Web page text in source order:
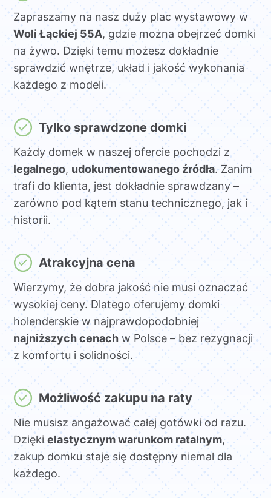
Zapraszamy na nasz duży plac wystawowy w
Woli Łąckiej 55A, gdzie można obejrzeć domki
na żywo. Dzięki temu możesz dokładnie
sprawdzić wnętrze, układ i jakość wykonania
każdego z modeli.
Tylko sprawdzone domki
Każdy domek w naszej ofercie pochodzi z
legalnego, udokumentowanego źródła. Zanim
trafi do klienta, jest dokładnie sprawdzany –
zarówno pod kątem stanu technicznego, jak i
historii.
Atrakcyjna cena
Wierzymy, że dobra jakość nie musi oznaczać
wysokiej ceny. Dlatego oferujemy domki
holenderskie w najprawdopodobniej
najniższych cenachw Polsce – bez rezygnacji
z komfortu i solidności.
Możliwość zakupu na raty
Nie musisz angażować całej gotówki od razu.
Dziękielastycznym warunkom ratalnym,
zakup domku staje się dostępny niemal dla
każdego.